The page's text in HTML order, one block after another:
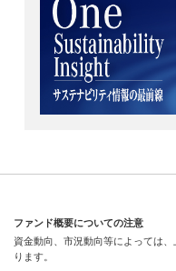
ファンド概要についての注意
資金動向、市況動向等によっては
ります。